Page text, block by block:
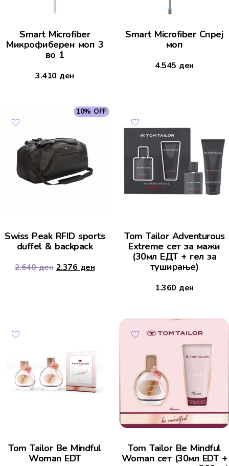
Smart Microfiber
Микрофиберен моп 3
во 1
3.410 ден
Smart Microfiber Спреј
моп
4.545 ден
10% OFF
Swiss Peak RFID sports
duffel & backpack
2.640ден 2.376 ден
Tom Tailor Adventurous
Extreme сет за мажи
(30мл ЕДТ + гел за
туширање)
1.360 ден
Tom Tailor Be Mindful
Woman EDT
Tom Tailor Be Mindful
Woman сет (30мл EDT +